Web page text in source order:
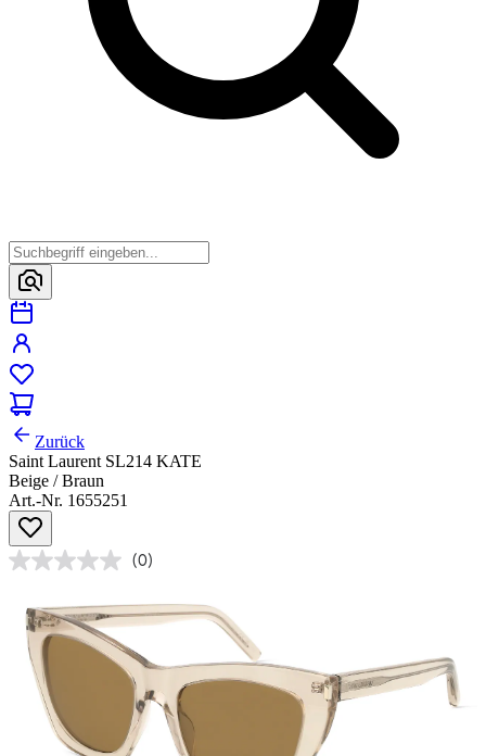
Zurück
Saint Laurent SL214 KATE
Beige / Braun
Art.-Nr. 1655251
(0)